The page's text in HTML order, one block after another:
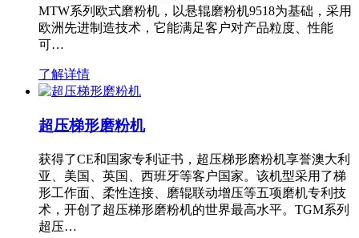
MTW系列欧式磨粉机，以悬辊磨粉机9518为基础，采用
欧洲先进制造技术，它能满足客户对产品粒度、性能
可…
了解详情
超压梯形磨粉机
获得了CE和国家专利证书，超压梯形磨粉机享誉澳大利
亚、美国、英国、西班牙等客户国家。该机型采用了梯
形工作面、柔性连接、磨辊联动增压等五项磨机专利技
术，开创了超压梯形磨粉机的世界最高水平。TGM系列
超压…